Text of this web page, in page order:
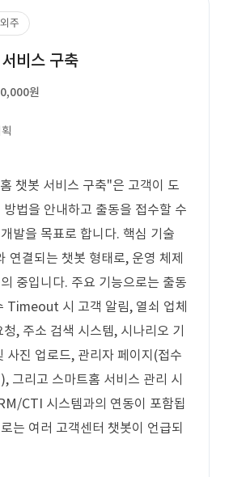
외주
비스 구축
원
챗봇 서비스 구축"은 고객이 도
법을 안내하고 출동을 접수할 수
발을 목표로 합니다. 핵심 기술
연결되는 챗봇 형태로, 운영 체제
중입니다. 주요 기능으로는 출동
Timeout 시 고객 알림, 열쇠 업체
, 주소 검색 시스템, 시나리오 기
사진 업로드, 관리자 페이지(접수
그리고 스마트홈 서비스 관리 시
CTI 시스템과의 연동이 포함됩
는 여러 고객센터 챗봇이 언급되